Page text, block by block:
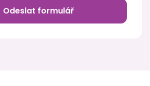
Odeslat formulář